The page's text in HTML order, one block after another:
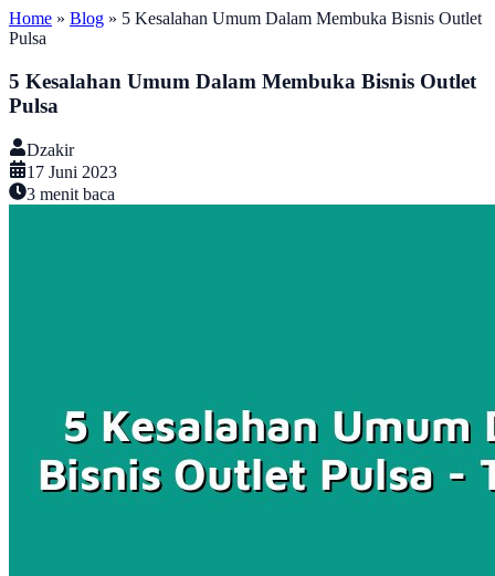
Home » Blog » 5 Kesalahan Umum Dalam Membuka Bisnis Outlet
Pulsa
5 Kesalahan Umum Dalam Membuka Bisnis Outlet
Pulsa
Dzakir
17 Juni 2023
3 menit baca